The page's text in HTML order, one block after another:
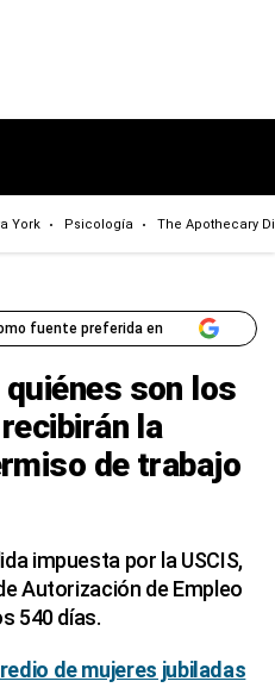
York Psicología The Apothecary
fuente preferida en
son los
la
de trabajo
impuesta por la USCIS,
Autorización de Empleo
540 días.
de mujeres jubiladas